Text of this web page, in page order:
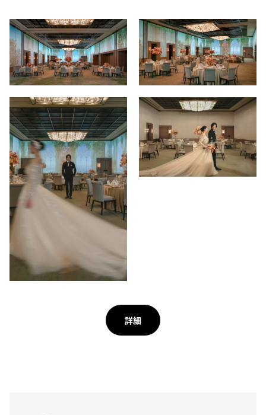
詳細